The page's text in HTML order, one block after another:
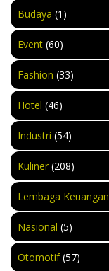
Budaya (1)
Event (60)
Fashion (33)
Hotel (46)
Industri (54)
Kuliner (208)
Lembaga Keuangan
Nasional (5)
Otomotif(57)